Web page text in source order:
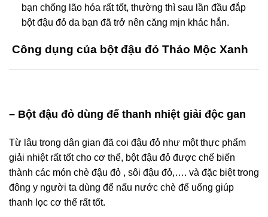
bạn chống lão hóa rất tốt, thường thì sau lần đầu đắp
bột đậu đỏ da bạn đã trở nên căng mịn khác hẳn.
Công dụng của bột đậu đỏ Thảo Mộc Xanh
– Bột đậu đỏ dùng để thanh nhiệt giải độc gan
Từ lâu trong dân gian đã coi đậu đỏ như một thực phẩm
giải nhiệt rất tốt cho cơ thể, bột đậu đỏ được chế biến
thành các món chè đậu đỏ , sôi đậu đỏ,…. và đặc biệt trong
đông y người ta dùng để nấu nước chè để uống giúp
thanh lọc cơ thể rất tốt.